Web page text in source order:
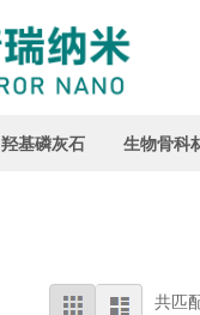
羟基磷灰石 生物骨科
共匹